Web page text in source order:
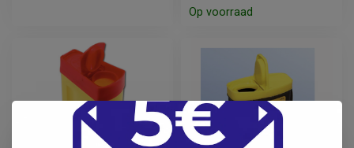
Op voorraad